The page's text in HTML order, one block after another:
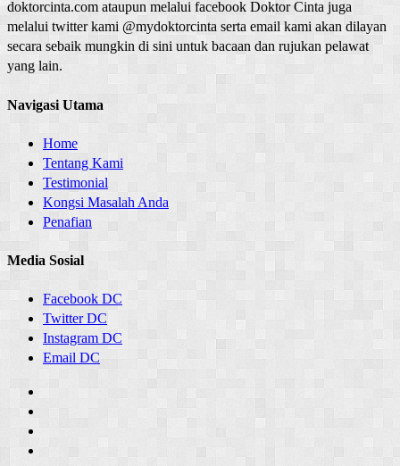
doktorcinta.com ataupun melalui facebook Doktor Cinta juga
melalui twitter kami @mydoktorcinta serta email kami akan dilayan
secara sebaik mungkin di sini untuk bacaan dan rujukan pelawat
yang lain.
Navigasi Utama
Home
Tentang Kami
Testimonial
Kongsi Masalah Anda
Penafian
Media Sosial
Facebook DC
Twitter DC
Instagram DC
Email DC